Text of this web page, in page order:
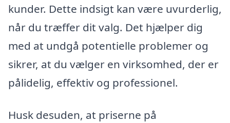
kunder. Dette indsigt kan være uvurderlig,
når du træffer dit valg. Det hjælper dig
med at undgå potentielle problemer og
sikrer, at du vælger en virksomhed, der er
pålidelig, effektiv og professionel.
Husk desuden, at priserne på